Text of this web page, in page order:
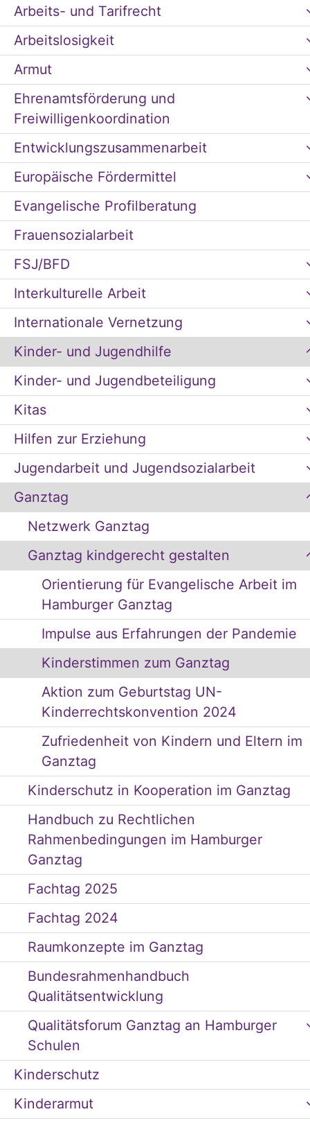
Arbeits- und Tarifrecht
Arbeitslosigkeit
Armut
Ehrenamtsförderung und
Freiwilligenkoordination
Entwicklungszusammenarbeit
Europäische Fördermittel
Evangelische Profilberatung
Frauensozialarbeit
FSJ/BFD
Interkulturelle Arbeit
Internationale Vernetzung
Kinder- und Jugendhilfe
Kinder- und Jugendbeteiligung
Kitas
Hilfen zur Erziehung
Jugendarbeit und Jugendsozialarbeit
Ganztag
Netzwerk Ganztag
Ganztag kindgerecht gestalten
Orientierung für Evangelische Arbeit im
Hamburger Ganztag
Impulse aus Erfahrungen der Pandemie
Kinderstimmen zum Ganztag
Aktion zum Geburtstag UN-
Kinderrechtskonvention 2024
Zufriedenheit von Kindern und Eltern im
Ganztag
Kinderschutz in Kooperation im Ganztag
Handbuch zu Rechtlichen
Rahmenbedingungen im Hamburger
Ganztag
Fachtag 2025
Fachtag 2024
Raumkonzepte im Ganztag
Bundesrahmenhandbuch
Qualitätsentwicklung
Qualitätsforum Ganztag an Hamburger
Schulen
Kinderschutz
Kinderarmut